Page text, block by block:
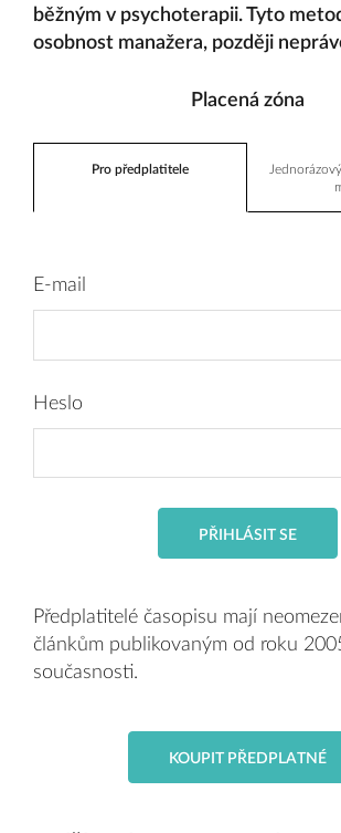
běžným v psychoterapii. Tyto
osobnost manažera, později
Placená zóna
Pro předplatitele
E-mail
Heslo
PŘIHLÁSIT SE
Předplatitelé časopisu mají
článkům publikovaným od roku
současnosti.
KOUPIT PŘEDPLATNÉ